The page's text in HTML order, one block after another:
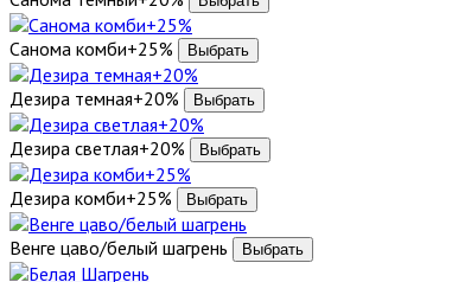
Санома комби+25%
Дезира темная+20%
Дезира светлая+20%
Дезира комби+25%
Венге цаво/белый шагрень